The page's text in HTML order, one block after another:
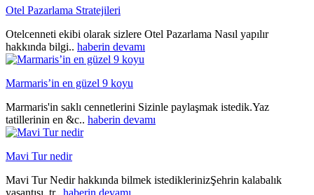
Otel Pazarlama Stratejileri
Otelcenneti ekibi olarak sizlere Otel Pazarlama Nasıl yapılır
hakkında bilgi.. haberin devamı
Marmaris’in en güzel 9 koyu
Marmaris'in saklı cennetlerini Sizinle paylaşmak istedik.Yaz
tatillerinin en &c.. haberin devamı
Mavi Tur nedir
Mavi Tur Nedir hakkında bilmek istediklerinizŞehrin kalabalık